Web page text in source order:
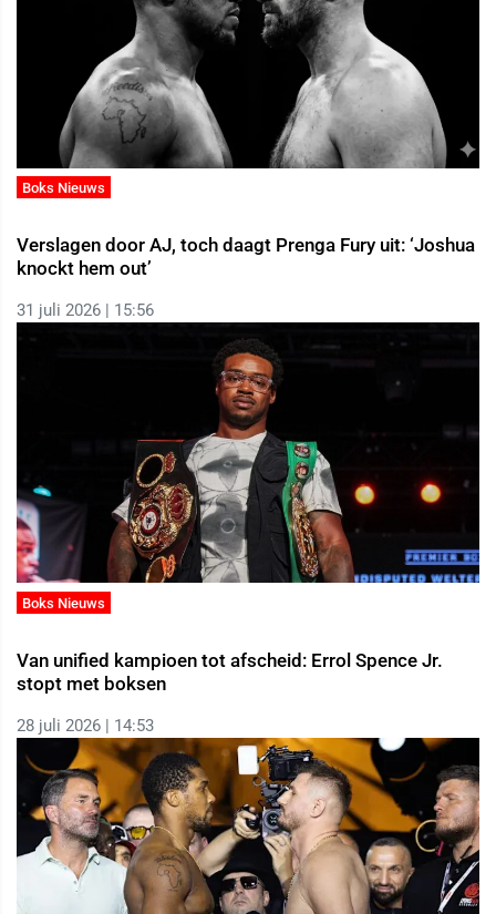
Boks Nieuws
Verslagen door AJ, toch daagt Prenga Fury uit: ‘Joshua
knockt hem out’
31 juli 2026 | 15:56
Boks Nieuws
Van unified kampioen tot afscheid: Errol Spence Jr.
stopt met boksen
28 juli 2026 | 14:53